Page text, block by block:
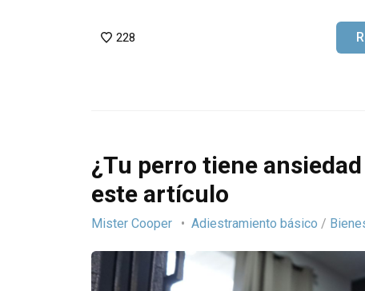
228
¿Tu perro tiene
este artículo
Mister Cooper Adiestramiento básico /